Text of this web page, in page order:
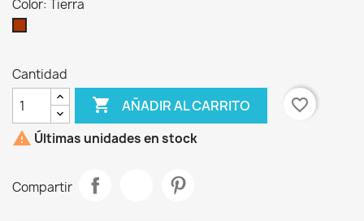
Color: Tierra
Cantidad
 AÑADIR AL CARRITO
favorite_border
 Últimas unidades en stock
Compartir